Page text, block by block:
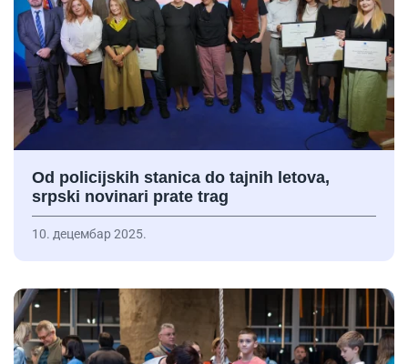
Od policijskih stanica do tajnih letova,
srpski novinari prate trag
10. децембар 2025.